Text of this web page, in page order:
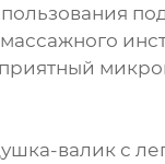
валик с